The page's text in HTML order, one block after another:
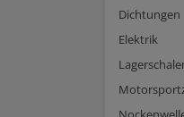
Dichtungen
Elektrik